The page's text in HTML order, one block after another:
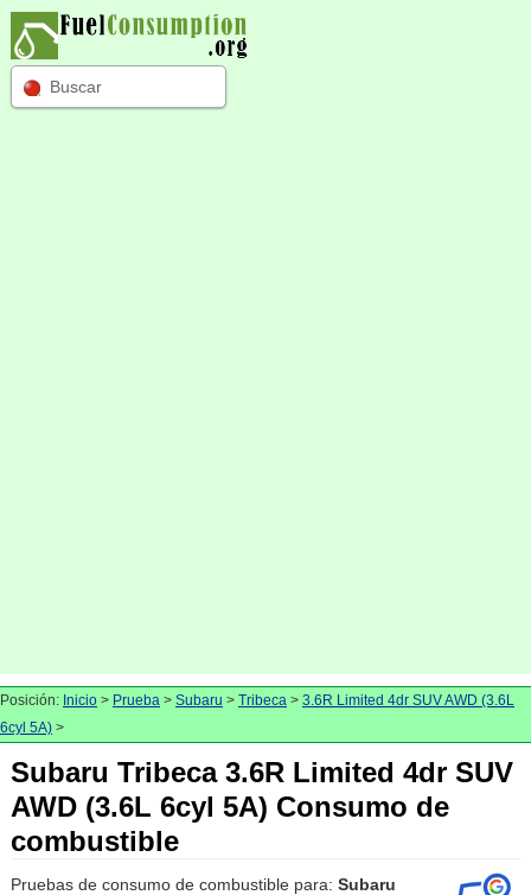
Buscar
Posición: Inicio > Prueba > Subaru > Tribeca > 3.6R Limited 4dr SUV AWD (3.6L
6cyl 5A) >
Subaru Tribeca 3.6R Limited 4dr SUV
AWD (3.6L 6cyl 5A) Consumo de
combustible
Pruebas de consumo de combustible para: Subaru